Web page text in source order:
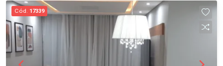
Open sky hidro - Open sky lounge - Coffee point
- Espaço fix - Open sky fitness Agende sua
visita!!! #imobiliária #apartamentoparavenda
#aptovenda #moriah #jardimaquarius
Cód. 17339